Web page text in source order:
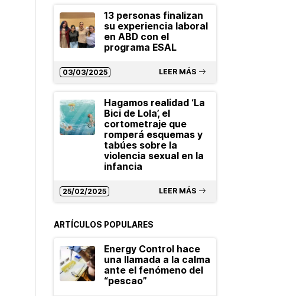
13 personas finalizan
su experiencia laboral
en ABD con el
programa ESAL
03/03/2025 LEER MÁS
Hagamos realidad ‘La
Bici de Lola’, el
cortometraje que
romperá esquemas y
tabúes sobre la
violencia sexual en la
infancia
25/02/2025 LEER MÁS
ARTÍCULOS POPULARES
Energy Control hace
una llamada a la calma
ante el fenómeno del
“pescao”